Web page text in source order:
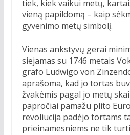
tiek, kiek vaikui metų,
vieną papildomą – kaip
gyvenimo metų simbolį.
Vienas ankstyvų gerai
siejamas su 1746 metais
grafo Ludwigo von
aprašoma, kad jo tortas
žvakėmis pagal jo metų
papročiai pamažu plito
revoliucija padėjo tortams
prieinamesniems ne tik